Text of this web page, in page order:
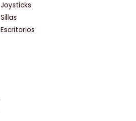
Joysticks
Sillas
Escritorios
Crucial
Deepcool
Dell